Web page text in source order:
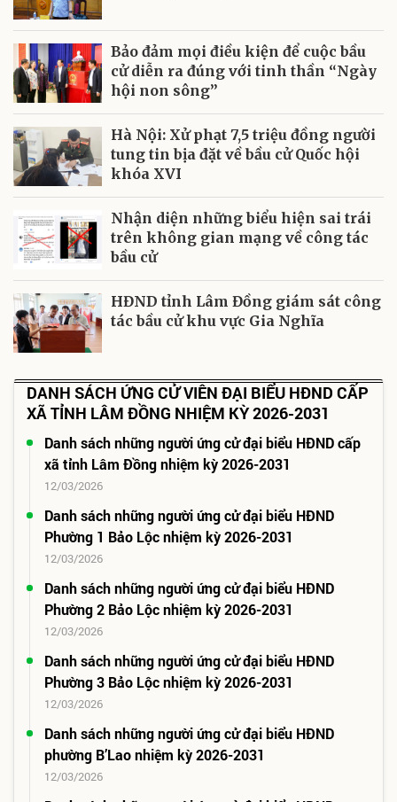
Bảo đảm mọi điều kiện để cuộc bầu
cử diễn ra đúng với tinh thần “Ngày
hội non sông”
Hà Nội: Xử phạt 7,5 triệu đồng người
tung tin bịa đặt về bầu cử Quốc hội
khóa XVI
Nhận diện những biểu hiện sai trái
trên không gian mạng về công tác
bầu cử
HĐND tỉnh Lâm Đồng giám sát công
tác bầu cử khu vực Gia Nghĩa
DANH SÁCH ỨNG CỬ VIÊN ĐẠI BIỂU HĐND CẤP
XÃ TỈNH LÂM ĐỒNG NHIỆM KỲ 2026-2031
Danh sách những người ứng cử đại biểu HĐND cấp
xã tỉnh Lâm Đồng nhiệm kỳ 2026-2031
12/03/2026
Danh sách những người ứng cử đại biểu HĐND
Phường 1 Bảo Lộc nhiệm kỳ 2026-2031
12/03/2026
Danh sách những người ứng cử đại biểu HĐND
Phường 2 Bảo Lộc nhiệm kỳ 2026-2031
12/03/2026
Danh sách những người ứng cử đại biểu HĐND
Phường 3 Bảo Lộc nhiệm kỳ 2026-2031
12/03/2026
Danh sách những người ứng cử đại biểu HĐND
phường B’Lao nhiệm kỳ 2026-2031
12/03/2026